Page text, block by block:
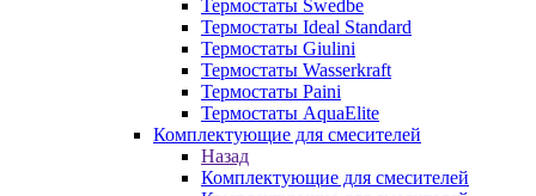
Термостаты Swedbe
Термостаты Ideal Standard
Термостаты Giulini
Термостаты Wasserkraft
Термостаты Paini
Термостаты AquaElite
Комплектующие для смесителей
Назад
Комплектующие для смесителей